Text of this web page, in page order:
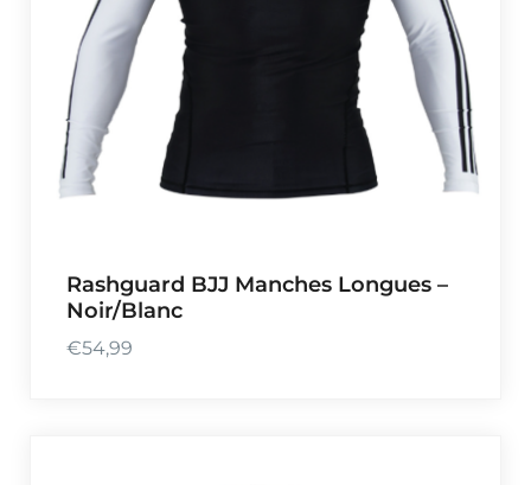
Rashguard BJJ Manches Longues –
Noir/Blanc
€54,99